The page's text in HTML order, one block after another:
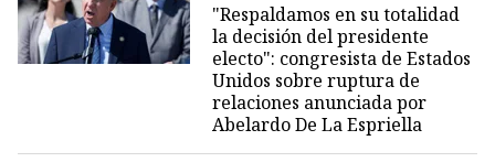
"Respaldamos en su totalidad
la decisión del presidente
electo": congresista de Estados
Unidos sobre ruptura de
relaciones anunciada por
Abelardo De La Espriella